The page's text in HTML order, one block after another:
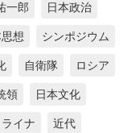
一郎 日本政治
想 シンポジウム
自衛隊 ロシア
領 日本文化
イナ 近代